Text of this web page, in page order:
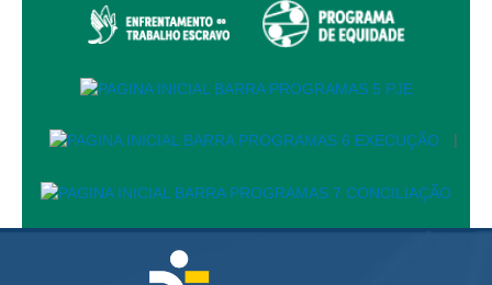
Automação e IA
Gestão Estratégica
Laboratório de Inovação
|